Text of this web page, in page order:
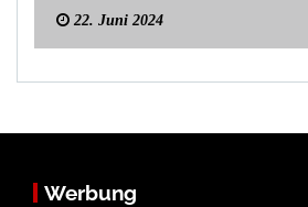
22. Juni 2024
Werbung